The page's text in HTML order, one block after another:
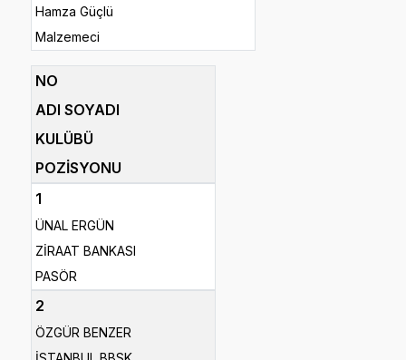
Hamza Güçlü
Malzemeci
NO
ADI SOYADI
KULÜBÜ
POZİSYONU
1
ÜNAL ERGÜN
ZİRAAT BANKASI
PASÖR
2
ÖZGÜR BENZER